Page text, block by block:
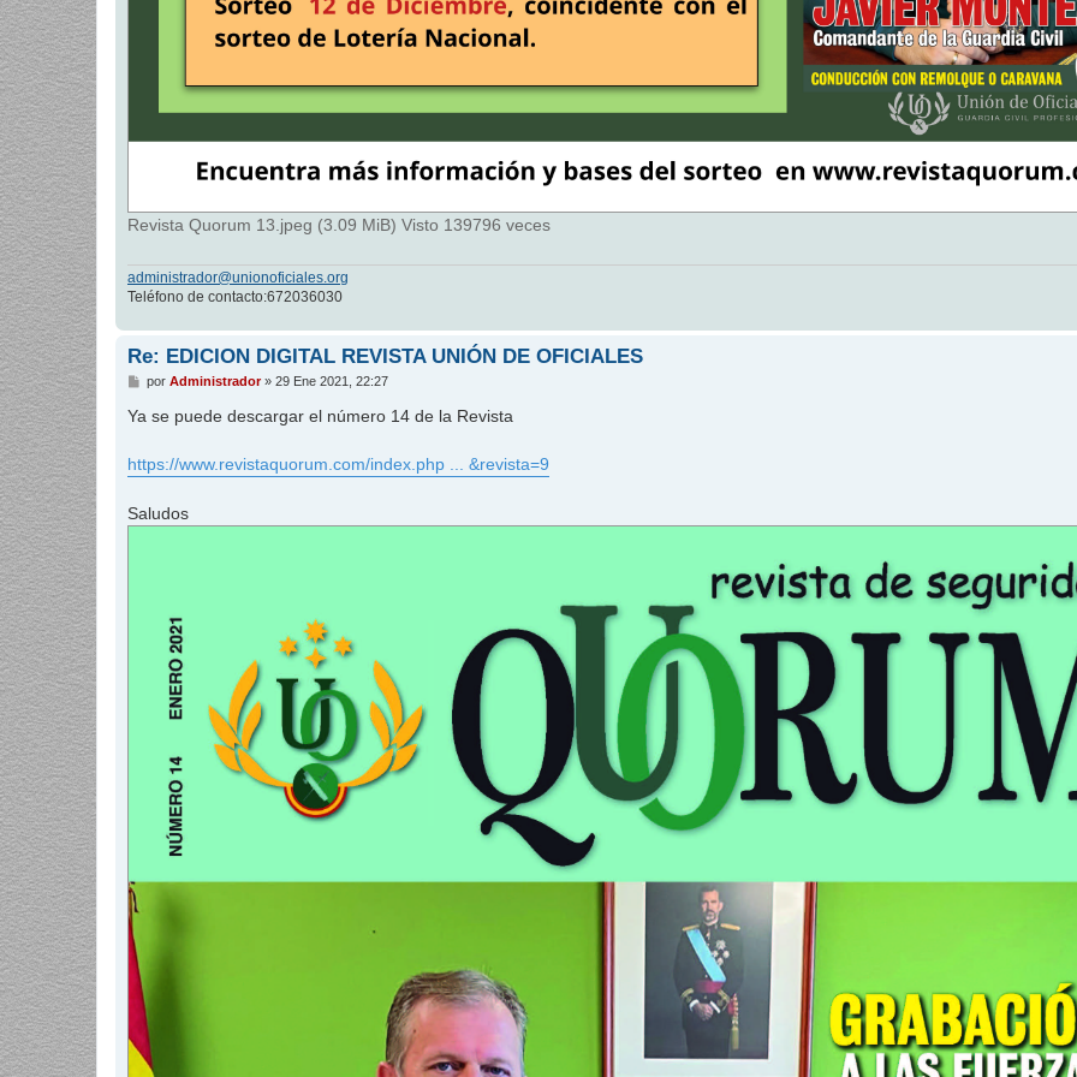
Revista Quorum 13.jpeg (3.09 MiB) Visto 139796 veces
administrador@unionoficiales.org
Teléfono de contacto:672036030
Re: EDICION DIGITAL REVISTA UNIÓN DE OFICIALES
M
n
s
j
e
por Administrador» 29 Ene 2021, 22:27
Ya se puede descargar el número 14 de la Revista
https://www.revistaquorum.com/index.php ... &revista=9
Saludos